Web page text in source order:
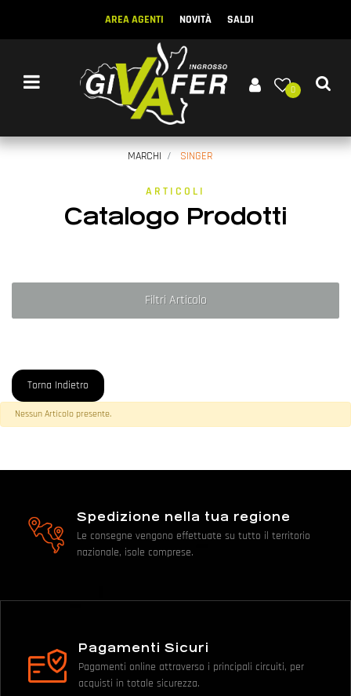
AREA AGENTI NOVITÀ SALDI
Open menu
0
MARCHI SINGER
ARTICOLI
Catalogo Prodotti
Filtri Articolo
Torna Indietro
Nessun Articolo presente.
Spedizione nella tua regione
Le consegne vengono effettuate su tutto il territorio
nazionale, isole comprese.
Pagamenti Sicuri
Pagamenti online attraverso i principali circuiti, per
acquisti in totale sicurezza.